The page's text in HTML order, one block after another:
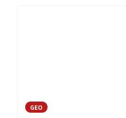
GEO